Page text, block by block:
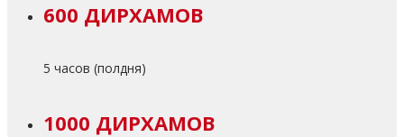
600 ДИРХАМОВ
5 часов (полдня)
1000 ДИРХАМОВ